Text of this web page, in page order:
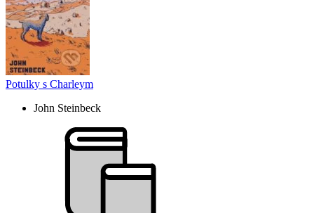
Potulky s Charleym
John Steinbeck